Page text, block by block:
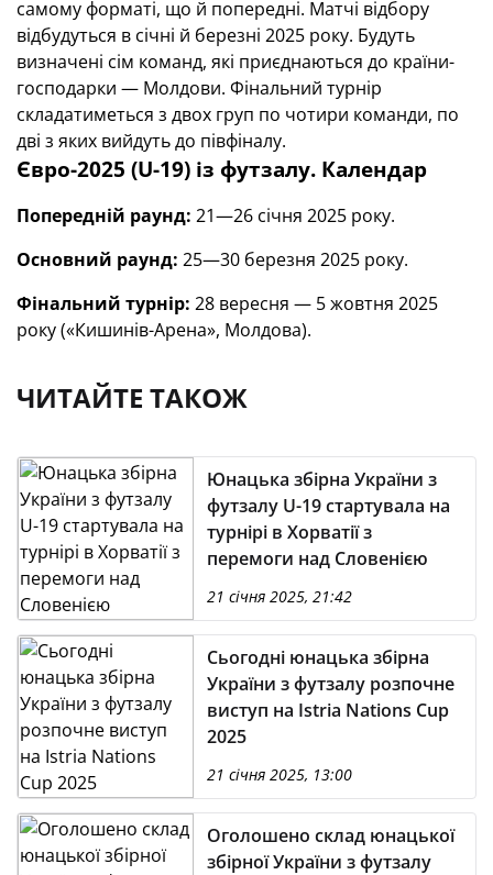
самому форматі, що й попередні. Матчі відбору
відбудуться в січні й березні 2025 року. Будуть
визначені сім команд, які приєднаються до країни-
господарки — Молдови. Фінальний турнір
складатиметься з двох груп по чотири команди, по
дві з яких вийдуть до півфіналу.
Євро-2025 (U-19) із футзалу. Календар
Попередній раунд: 21—26 січня 2025 року.
Основний раунд: 25—30 березня 2025 року.
Фінальний турнір: 28 вересня — 5 жовтня 2025
року («Кишинів-Арена», Молдова).
ЧИТАЙТЕ ТАКОЖ
Юнацька збірна України з
футзалу U-19 стартувала на
турнірі в Хорватії з
перемоги над Словенією
21 січня 2025, 21:42
Сьогодні юнацька збірна
України з футзалу розпочне
виступ на Istria Nations Cup
2025
21 січня 2025, 13:00
Оголошено склад юнацької
збірної України з футзалу